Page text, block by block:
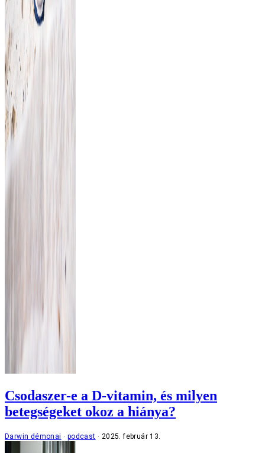
Csodaszer-e a D-vitamin, és milyen
betegségeket okoz a hiánya?
Darwin démonai podcast 2025. február 13.